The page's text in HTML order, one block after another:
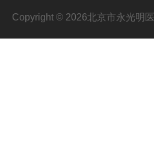
Copyright © 2026北京市永光明